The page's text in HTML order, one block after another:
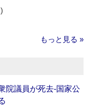
もっと見る »
院議員が死去‐国家公